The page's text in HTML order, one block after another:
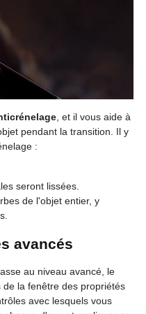
, et il vous aide à
pendant la transition. Il y
:
seront lissées.
de l'objet entier, y
avancés
au niveau avancé, le
de la fenêtre des propriétés
avec lesquels vous